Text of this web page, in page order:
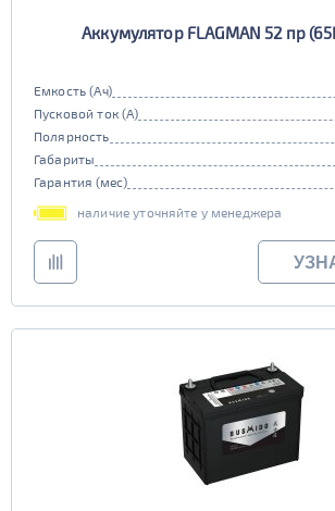
Аккумулятор FLAGMAN 52 пр
Емкость (Ач)
Пусковой ток (А)
Полярность
Габариты
Гарантия (мес)
наличие уточняйте у менеджера